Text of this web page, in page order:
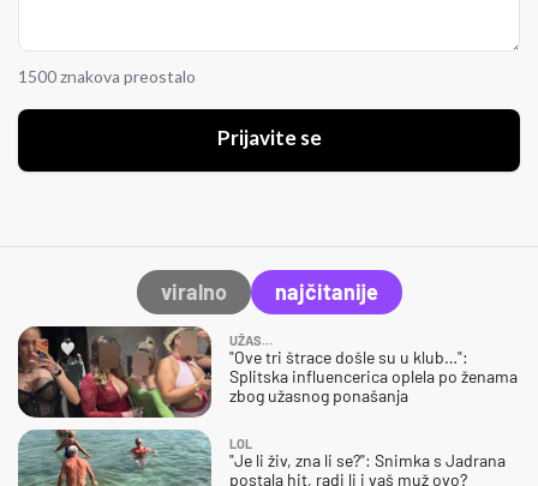
1500 znakova preostalo
Prijavite se
viralno najčitanije
UŽAS…
"Ove tri štrace došle su u klub…":
Splitska influencerica oplela po ženama
zbog užasnog ponašanja
LOL
"Je li živ, zna li se?": Snimka s Jadrana
postala hit, radi li i vaš muž ovo?